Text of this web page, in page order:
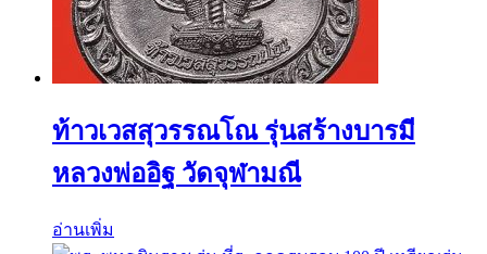
ท้าวเวสสุวรรณโณ รุ่นสร้างบารมี
หลวงพ่ออิฐ วัดจุฬามณี
อ่านเพิ่ม